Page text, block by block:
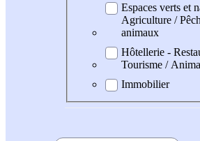
Espaces verts et
Agriculture /
animaux
Hôtellerie -
Tourisme /
Immobilier